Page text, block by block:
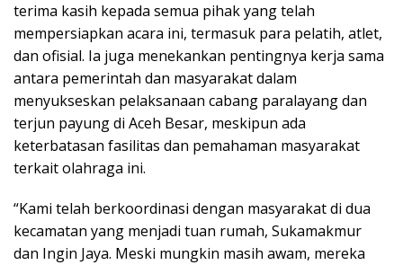
terima kasih kepada semua pihak yang telah
mempersiapkan acara ini, termasuk para pelatih, atlet,
dan ofisial. Ia juga menekankan pentingnya kerja sama
antara pemerintah dan masyarakat dalam
menyukseskan pelaksanaan cabang paralayang dan
terjun payung di Aceh Besar, meskipun ada
keterbatasan fasilitas dan pemahaman masyarakat
terkait olahraga ini.
“Kami telah berkoordinasi dengan masyarakat di dua
kecamatan yang menjadi tuan rumah, Sukamakmur
dan Ingin Jaya. Meski mungkin masih awam, mereka